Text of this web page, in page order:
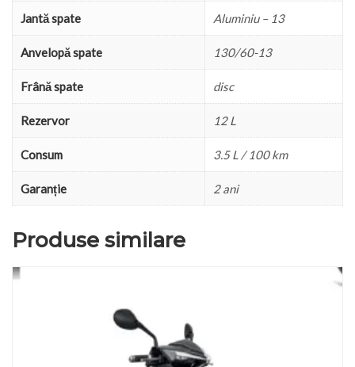
Jantă spate Aluminiu – 13
Anvelopă spate 130/60-13
Frână spate disc
Rezervor 12 L
Consum 3.5 L / 100 km
Garanție 2 ani
Produse similare